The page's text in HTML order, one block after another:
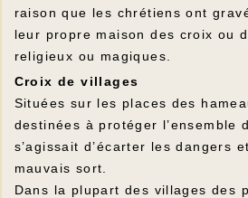
raison que les chrétiens ont
leur propre maison des croix ou
religieux ou magiques.
Croix de villages
Situées sur les places des
destinées à protéger l’ensemble
s’agissait d’écarter les dangers
mauvais sort.
Dans la plupart des villages des